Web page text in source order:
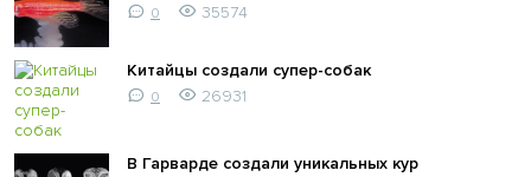
0 35574
Китайцы создали супер-собак
0 26931
В Гарварде создали уникальных кур